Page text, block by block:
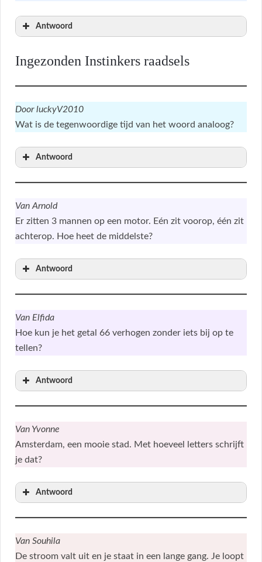
Antwoord
Ingezonden Instinkers raadsels
Door luckyV2010
Wat is de tegenwoordige tijd van het woord analoog?
Antwoord
Van Arnold
Er zitten 3 mannen op een motor. Eén zit voorop, één zit
achterop. Hoe heet de middelste?
Antwoord
Van Elfida
Hoe kun je het getal 66 verhogen zonder iets bij op te
tellen?
Antwoord
Van Yvonne
Amsterdam, een mooie stad. Met hoeveel letters schrijft
je dat?
Antwoord
Van Souhila
De stroom valt uit en je staat in een lange gang. Je loopt